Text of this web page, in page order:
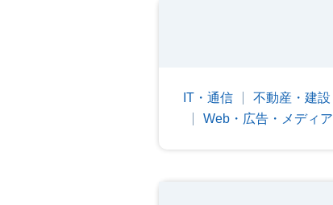
IT・通信 不動産・建設
Web・広告・メディア